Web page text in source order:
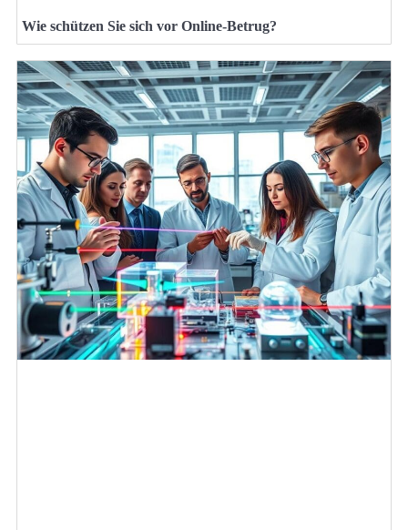
Wie schützen Sie sich vor Online-Betrug?